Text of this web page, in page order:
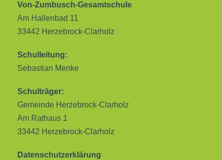
Von-Zumbusch-Gesamtschule
Am Hallenbad 11
33442 Herzebrock-Clarholz
Schulleitung:
Sebastian Menke
Schulträger:
Gemeinde Herzebrock-Clarholz
Am Rathaus 1
33442 Herzebrock-Clarholz
Datenschutzerklärung